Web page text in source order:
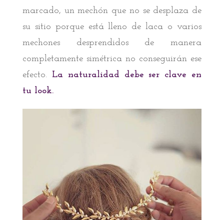
marcado, un mechón que no se desplaza de
su sitio porque está lleno de laca o varios
mechones desprendidos de manera
completamente simétrica no conseguirán ese
efecto. La naturalidad debe ser clave en
tu look.